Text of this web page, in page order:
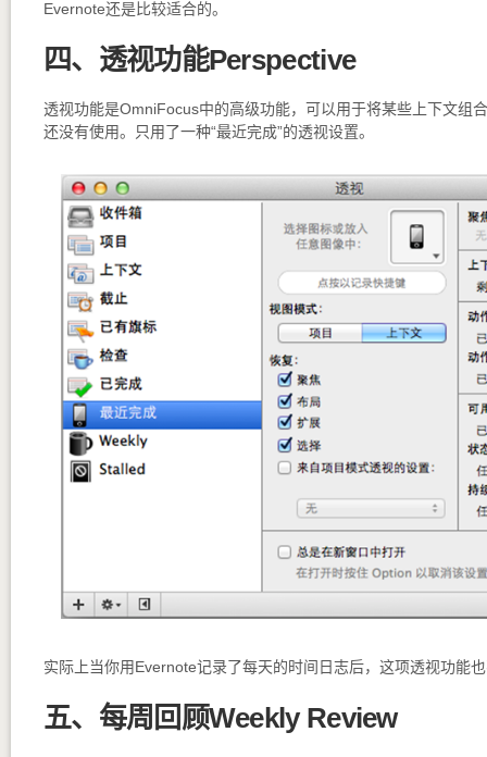
Evernote还是比较适合的。
四、透视功能Perspective
透视功能是OmniFocus中的高级功能，可以用于将某些上下文组
还没有使用。只用了一种“最近完成”的透视设置。
实际上当你用Evernote记录了每天的时间日志后，这项透视功能
五、每周回顾Weekly Review